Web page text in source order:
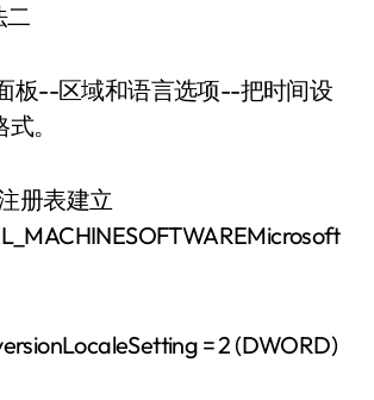
--区域和语言选项--把时间设
。
表建立
= 2 (DWORD)